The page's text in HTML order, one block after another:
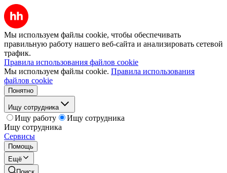
Мы используем файлы cookie, чтобы обеспечивать
правильную работу нашего веб-сайта и анализировать сетевой
трафик.
Правила использования файлов cookie
Мы используем файлы cookie. Правила использования
файлов cookie
Понятно
Ищу сотрудника
Ищу работу
Ищу сотрудника
Ищу сотрудника
Сервисы
Помощь
Ещё